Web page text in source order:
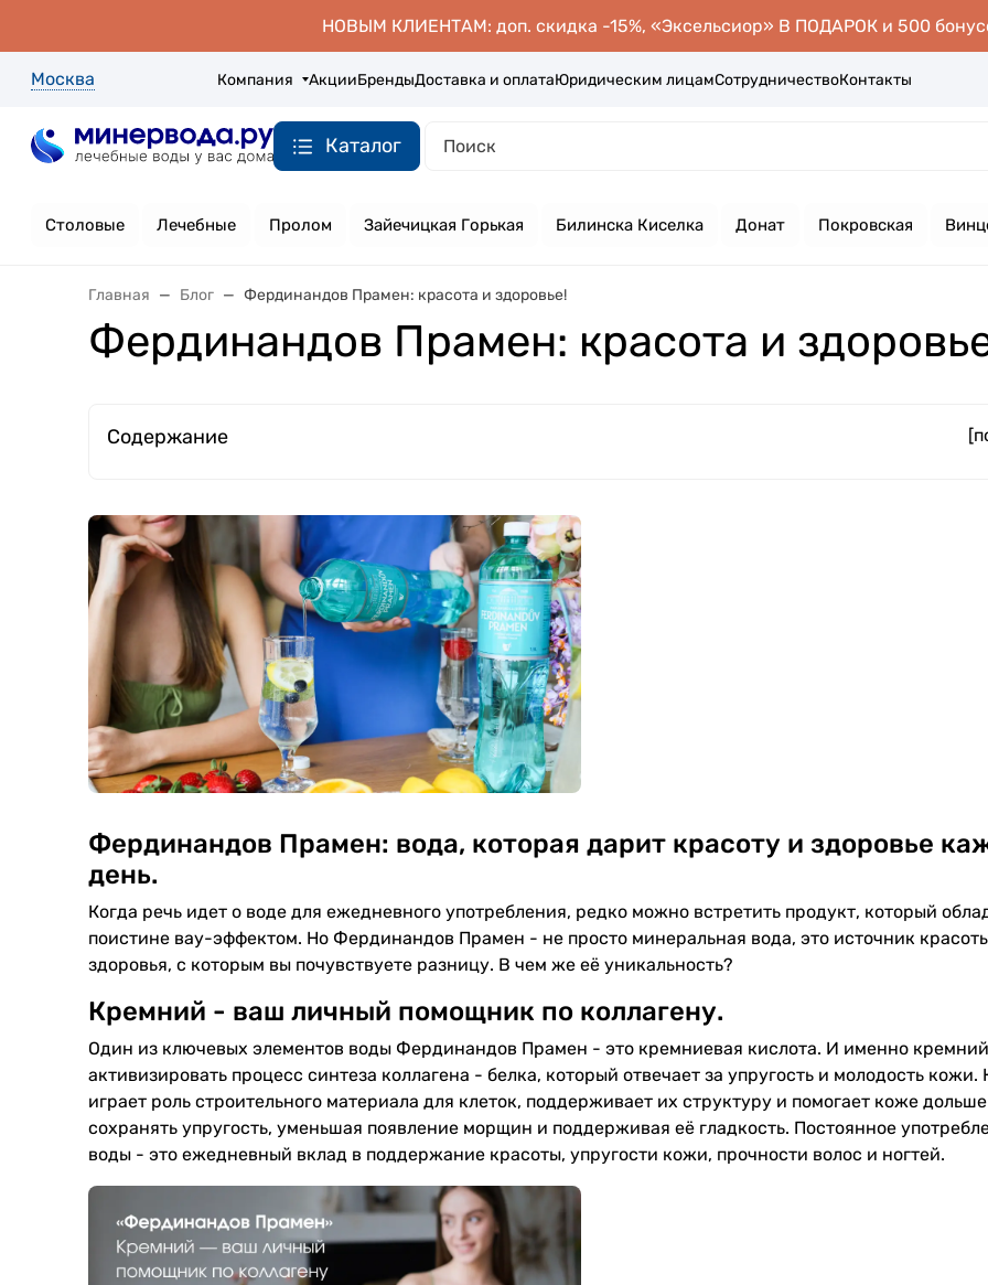
НОВЫМ КЛИЕНТАМ: доп. скидка -15%, «Эксельсиор» В ПОДАРОК и 500
Москва Компания АкцииБрендыДоставка и оплатаЮридическим лицамСотрудничествоКонтакты
Каталог
Столовые Лечебные Пролом Зайечицкая Горькая Билинска Киселка Донат Покровская
Главная Блог Фердинандов Прамен: красота и здоровье!
Фердинандов Прамен: красота и
Содержание
Фердинандов Прамен: вода, которая дарит красоту и здоровье
день.
Когда речь идет о воде для ежедневного употребления, редко можно встретить продукт, который
поистине вау-эффектом. Но Фердинандов Прамен - не просто минеральная вода, это источник
здоровья, с которым вы почувствуете разницу. В чем же её уникальность?
Кремний - ваш личный помощник по коллагену.
Один из ключевых элементов воды Фердинандов Прамен - это кремниевая кислота. И именно
активизировать процесс синтеза коллагена - белка, который отвечает за упругость и молодость кожи.
играет роль строительного материала для клеток, поддерживает их структуру и помогает коже дольше
сохранять упругость, уменьшая появление морщин и поддерживая её гладкость. Постоянное
воды - это ежедневный вклад в поддержание красоты, упругости кожи, прочности волос и ногтей.